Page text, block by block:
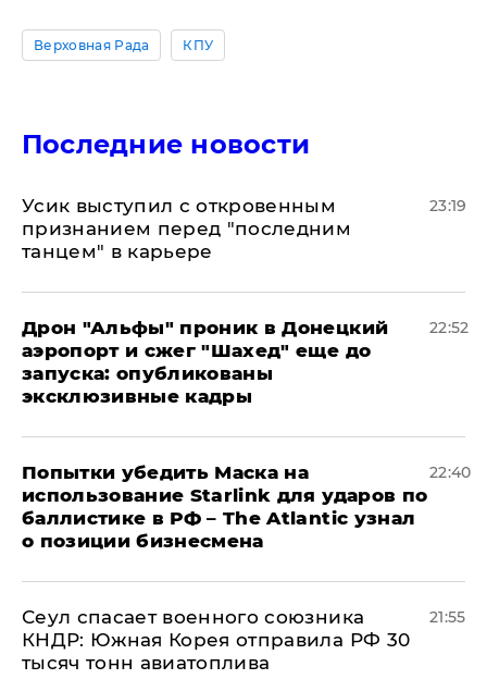
Верховная Рада КПУ
Последние новости
Усик выступил с откровенным
признанием перед "последним
танцем" в карьере
23:19
Дрон "Альфы" проник в Донецкий
аэропорт и сжег "Шахед" еще до
запуска: опубликованы
эксклюзивные кадры
22:52
Попытки убедить Маска на
использование Starlink для ударов по
баллистике в РФ – The Atlantic узнал
о позиции бизнесмена
22:40
​Сеул спасает военного союзника
КНДР: Южная Корея отправила РФ 30
тысяч тонн авиатоплива
21:55